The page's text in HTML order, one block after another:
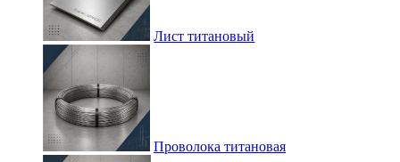
Лист титановый
Проволока титановая